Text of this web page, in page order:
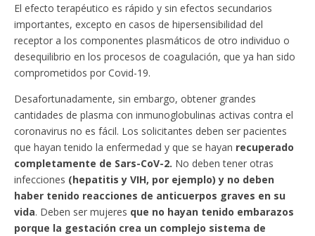
El efecto terapéutico es rápido y sin efectos secundarios
importantes, excepto en casos de hipersensibilidad del
receptor a los componentes plasmáticos de otro individuo o
desequilibrio en los procesos de coagulación, que ya han sido
comprometidos por Covid-19.
Desafortunadamente, sin embargo, obtener grandes
cantidades de plasma con inmunoglobulinas activas contra el
coronavirus no es fácil. Los solicitantes deben ser pacientes
que hayan tenido la enfermedad y que se hayan recuperado
completamente de Sars-CoV-2. No deben tener otras
infecciones (hepatitis y VIH, por ejemplo) y no deben
haber tenido reacciones de anticuerpos graves en su
vida. Deben ser mujeres que no hayan tenido embarazos
porque la gestación crea un complejo sistema de